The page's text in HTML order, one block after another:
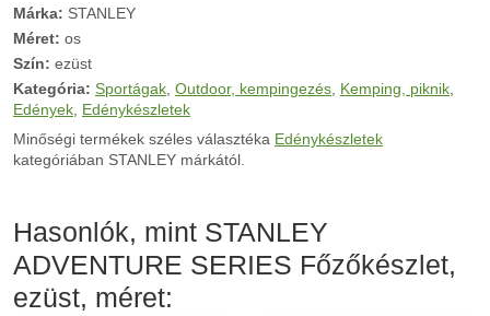
Márka: STANLEY
Méret: os
Szín: ezüst
Kategória: Sportágak Outdoor, kempingezés Kemping, piknik
Edények Edénykészletek
Minőségi termékek széles választéka Edénykészletek
kategóriában STANLEY márkától.
Hasonlók, mint STANLEY
ADVENTURE SERIES Főzőkészlet,
ezüst, méret: